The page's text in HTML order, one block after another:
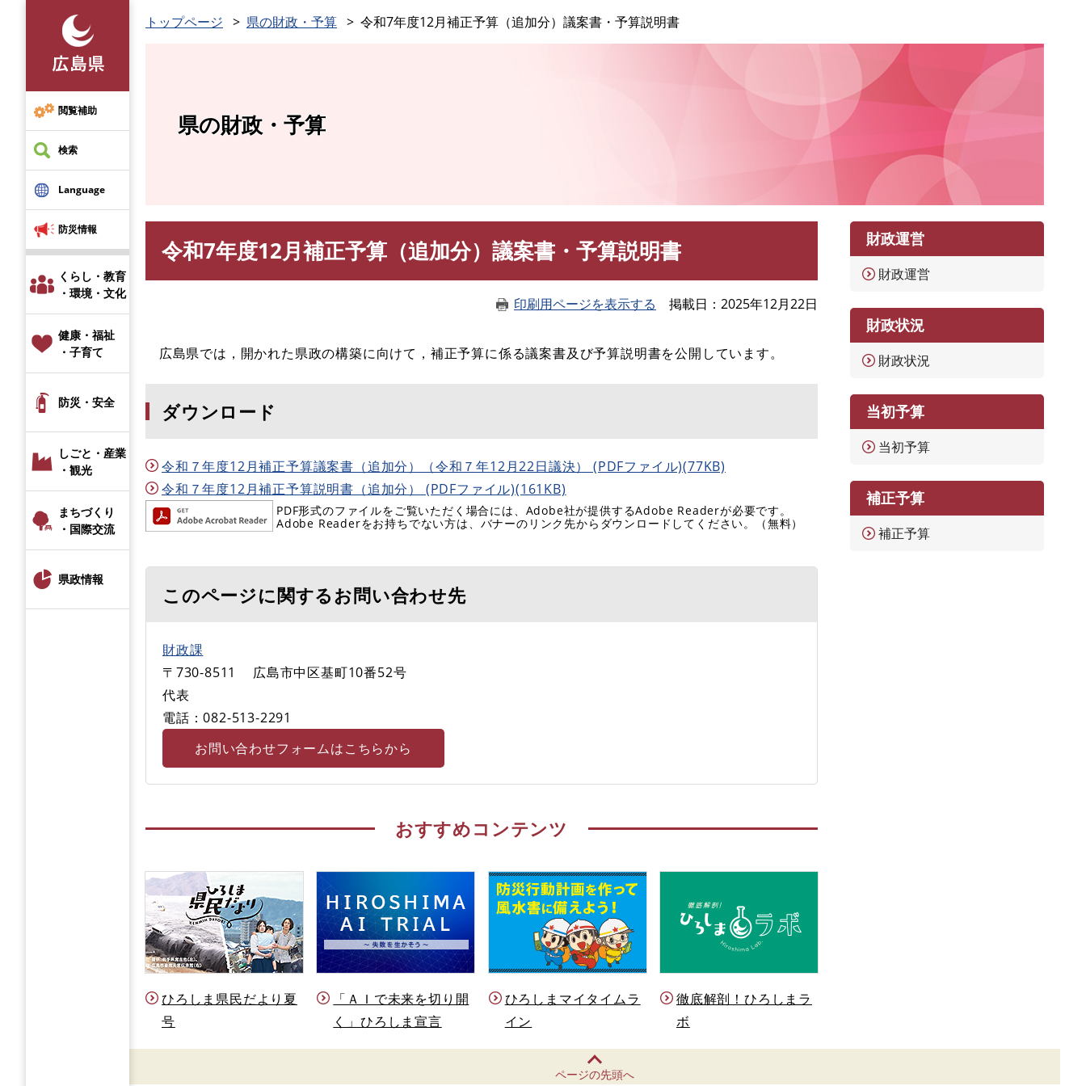
先
頭
で
す
閲覧補助
検索
Language
防災情報
くらし・教育
・環境・文化
健康・福祉
・子育て
防災・安全
しごと・産業
・観光
まちづくり
・国際交流
県政情報
トップページ 県の財政・予算 令和7年度12月補正予算（追加分）議案書・予算説明書
県の財政・予算
令和7年度12月補正予算（追加分）議案書・予算説明書
印刷用ページを表示する 掲載日 2025年12月22日
広島県では，開かれた県政の構築に向けて，補正予算に係る議案書及び予算説明書を公開しています。
ダウンロード
令和７年度12月補正予算議案書（追加分）（令和７年12月22日議決） (PDFファイル)(77KB)
令和７年度12月補正予算説明書（追加分） (PDFファイル)(161KB)
PDF形式のファイルをご覧いただく場合には、Adobe社が提供するAdobe Readerが必要です。
Adobe Readerをお持ちでない方は、バナーのリンク先からダウンロードしてください。（無料）
このページに関するお問い合わせ先
財政課
〒730-8511
広島市中区基町10番52号
代表
電話：082-513‐2291
お問い合わせフォームはこちらから
おすすめコンテンツ
ひろしま県民だより夏
号
「ＡＩで未来を切り開
く」ひろしま宣言
ひろしまマイタイムラ
イン
徹底解剖！ひろしまラ
ボ
財政運営
財政運営
財政状況
財政状況
当初予算
当初予算
補正予算
補正予算
ページの先頭へ